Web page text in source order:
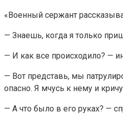
«Военный сержант
— Знаешь, когда я только
— И как все происходило? —
— Вот представь, мы
опасно. Я мчусь к нему и
— А что было в его руках? —